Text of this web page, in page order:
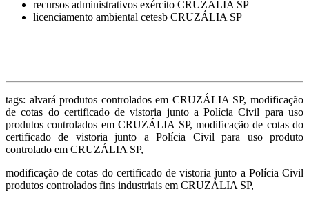
recursos administrativos exército CRUZÁLIA SP
licenciamento ambiental cetesb CRUZÁLIA SP
tags: alvará produtos controlados em CRUZÁLIA SP, modificação
de cotas do certificado de vistoria junto a Polícia Civil para uso
produtos controlados em CRUZÁLIA SP, modificação de cotas do
certificado de vistoria junto a Polícia Civil para uso produto
controlado em CRUZÁLIA SP,
modificação de cotas do certificado de vistoria junto a Polícia Civil
produtos controlados fins industriais em CRUZÁLIA SP,